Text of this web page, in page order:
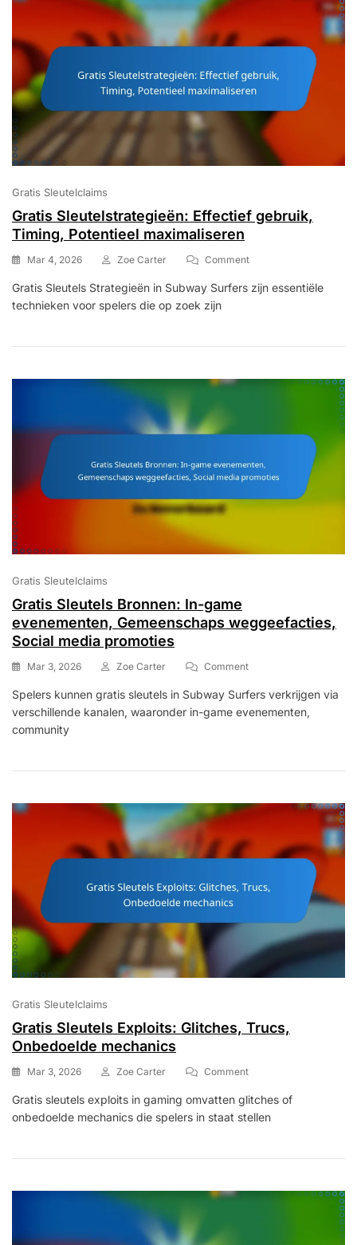
Gratis Sleutelclaims
Gratis Sleutelstrategieën: Effectief gebruik,
Timing, Potentieel maximaliseren
Mar 4, 2026 Zoe Carter CommentOn
Sleutelstrategieën:
Potentieel
Gratis Sleutels Strategieën in Subway Surfers zijn essentiële
technieken voor spelers die op zoek zijn
Gratis Sleutelclaims
Gratis Sleutels Bronnen: In-game
evenementen, Gemeenschaps weggeefacties,
Social media promoties
Mar 3, 2026 Zoe Carter CommentOn
Sleutels
Bronnen:
Gemeenschaps
Social
Spelers kunnen gratis sleutels in Subway Surfers verkrijgen via
verschillende kanalen, waaronder in-game evenementen,
community
Gratis Sleutelclaims
Gratis Sleutels Exploits: Glitches, Trucs,
Onbedoelde mechanics
Mar 3, 2026 Zoe Carter CommentOn
Sleutels
Exploits:
Onbedoelde
Gratis sleutels exploits in gaming omvatten glitches of
onbedoelde mechanics die spelers in staat stellen